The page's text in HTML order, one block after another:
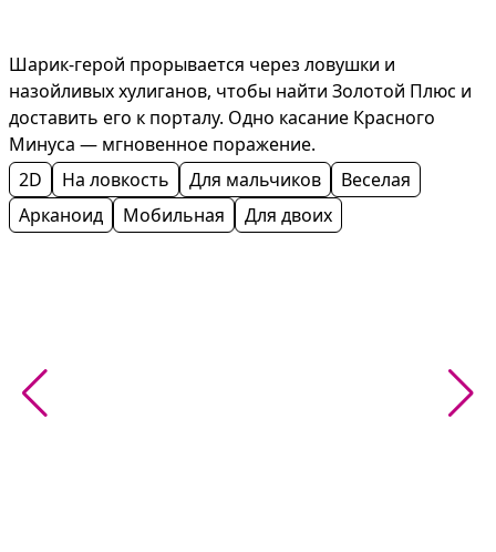
Шарик-герой прорывается через ловушки и
назойливых хулиганов, чтобы найти Золотой Плюс и
доставить его к порталу. Одно касание Красного
Минуса — мгновенное поражение.
2D
На ловкость Для мальчиков
Веселая
Арканоид
Мобильная Для двоих